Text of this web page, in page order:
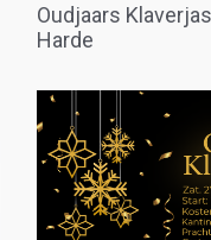
Oudjaars
Harde